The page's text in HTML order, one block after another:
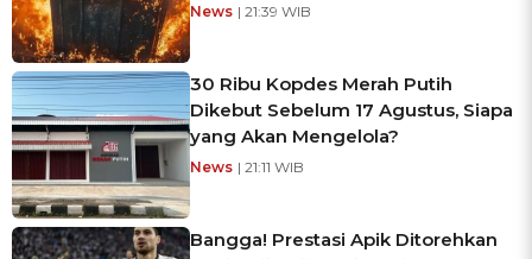
News | 21:39 WIB
30 Ribu Kopdes Merah Putih
Dikebut Sebelum 17 Agustus, Siapa
yang Akan Mengelola?
News | 21:11 WIB
Bangga! Prestasi Apik Ditorehkan